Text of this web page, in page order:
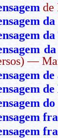
de
—
de